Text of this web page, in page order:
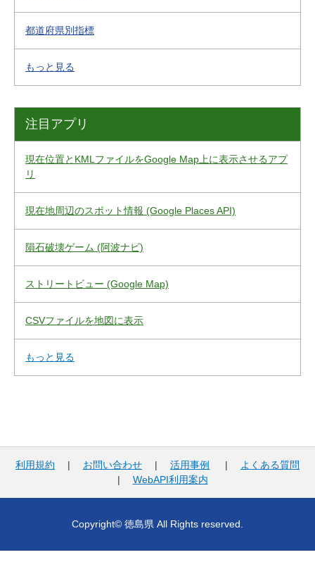
都道府県別指標
もっと見る
注目アプリ
現在位置とKMLファイルをGoogle Map上に表示させるアプ
リ
現在地周辺のスポット情報 (Google Places API)
隕石破壊ゲーム (阿波ナビ)
ストリートビュー (Google Map)
CSVファイルを地図に表示
もっと見る
利用規約 | お問い合わせ | 活用事例 |
よくある質問
| WebAPI利用案内
Copyright© 徳島県 All Rights reserved.